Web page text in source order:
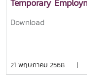
Temporary
with the Faculty of
Download
21 พฤษภาคม 2568 |